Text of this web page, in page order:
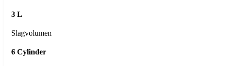
3 L
Slagvolumen
6 Cylinder